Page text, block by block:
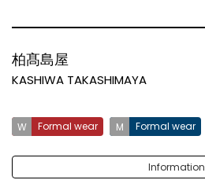
柏髙島屋
KASHIWA TAKASHIMAYA
Formal wear Formal wear
Information